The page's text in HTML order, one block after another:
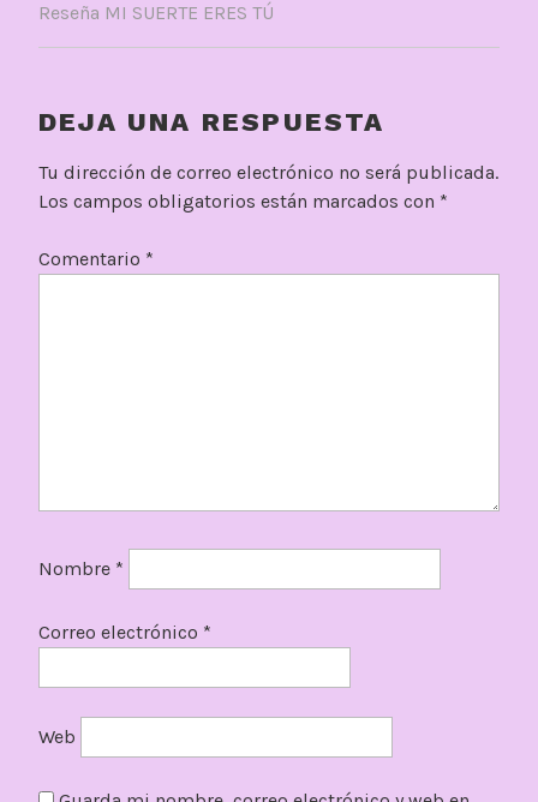
Reseña MI SUERTE ERES TÚ
DEJA UNA RESPUESTA
Tu dirección de correo electrónico no será publicada.
Los campos obligatorios están marcados con *
Comentario *
Nombre *
Correo electrónico *
Web